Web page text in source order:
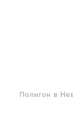
Полигон в